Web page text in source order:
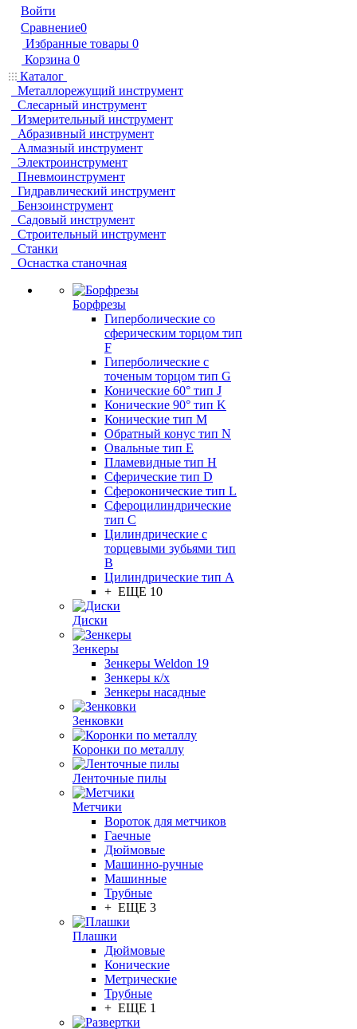
Войти
Сравнение0
Избранные товары 0
Корзина 0
Каталог
Металлорежущий инструмент
Слесарный инструмент
Измерительный инструмент
Абразивный инструмент
Алмазный инструмент
Электроинструмент
Пневмоинструмент
Гидравлический инструмент
Бензоинструмент
Садовый инструмент
Строительный инструмент
Станки
Оснастка станочная
Борфрезы
Гиперболические cо
сферическим торцом тип
F
Гиперболические с
точеным торцом тип G
Конические 60° тип J
Конические 90° тип K
Конические тип M
Обратный конус тип N
Овальные тип E
Пламевидные тип H
Сферические тип D
Сфероконические тип L
Сфероцилиндрические
тип C
Цилиндрические с
торцевыми зубьями тип
B
Цилиндрические тип А
+ ЕЩЕ 10
Диски
Зенкеры
Зенкеры Weldon 19
Зенкеры к/х
Зенкеры насадные
Зенковки
Коронки по металлу
Ленточные пилы
Метчики
Вороток для метчиков
Гаечные
Дюймовые
Машинно-ручные
Машинные
Трубные
+ ЕЩЕ 3
Плашки
Дюймовые
Конические
Метрические
Трубные
+ ЕЩЕ 1